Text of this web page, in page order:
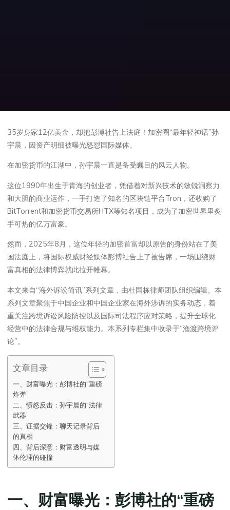
35岁身家12亿美金，却把彭博社告上法庭！加密圈“最年轻神话”孙
宇晨，因资产明细被曝光怒怼国际媒体。
在加密货币的江湖中，孙宇晨一直是备受瞩目的风云人物。
这位1990年出生于青海的创业者，凭借着对新兴技术的敏锐洞察力
和大胆的商业运作，一手打造了知名的区块链平台Tron，还收购了
BitTorrent和加密货币交易所HTX等知名项目，成为了加密世界里炙
手可热的亿万富豪。
然而，2025年8月，这位年轻的加密首富却以原告的身份站在了美
国法庭上，将国际权威财经媒体彭博社告上了被告席，一场围绕财
富真相的法律博弈就此拉开帷幕。
本文来自“海外诉讼简讯”系列文章，由杜国栋律师团队组织编辑。本
系列文章聚焦于中国企业和中国企业家在海外涉诉的实务动态，着
重关注跨境诉讼风险防控以及国际司法程序应对策略，提升全球化
经营中的法律合规与维权能力。本系列专栏集中收录于“渔渡跨境评
论”。
文章目录
一、财富曝光：彭博社的“重磅
炸弹”
二、愤怒反击：孙宇晨的“法律
武器”
三、证据交锋：聊天记录背后
的真相
四、背后深意：财富透明与媒
体伦理的碰撞
一、财富曝光：彭博社的“重磅